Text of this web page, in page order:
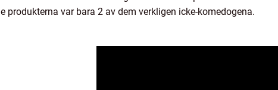
produkterna var bara 2 av dem verkligen icke-komedogena.